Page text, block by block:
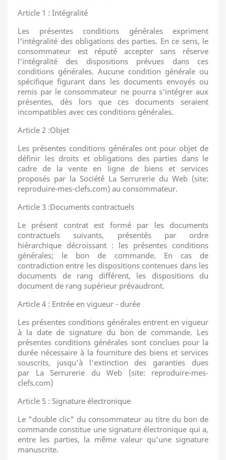
Article 1 : Intégralité
Les présentes conditions générales expriment
l'intégralité des obligations des parties. En ce sens, le
consommateur est réputé accepter sans réserve
l'intégralité des dispositions prévues dans ces
conditions générales. Aucune condition générale ou
spécifique figurant dans les documents envoyés ou
remis par le consommateur ne pourra s'intégrer aux
présentes, dès lors que ces documents seraient
incompatibles avec ces conditions générales.
Article 2 :Objet
Les présentes conditions générales ont pour objet de
définir les droits et obligations des parties dans le
cadre de la vente en ligne de biens et services
proposés par la Société La Serrurerie du Web (site:
reproduire-mes-clefs.com) au consommateur.
Article 3 :Documents contractuels
Le présent contrat est formé par les documents
contractuels suivants, présentés par ordre
hiérarchique décroissant : les présentes conditions
générales; le bon de commande. En cas de
contradiction entre les dispositions contenues dans les
documents de rang différent, les dispositions du
document de rang supérieur prévaudront.
Article 4 : Entrée en vigueur - durée
Les présentes conditions générales entrent en vigueur
à la date de signature du bon de commande. Les
présentes conditions générales sont conclues pour la
durée nécessaire à la fourniture des biens et services
souscrits, jusqu'à l'extinction des garanties dues
par La Serrurerie du Web (site: reproduire-mes-
clefs.com)
Article 5 : Signature électronique
Le "double clic" du consommateur au titre du bon de
commande constitue une signature électronique qui a,
entre les parties, la même valeur qu'une signature
manuscrite.